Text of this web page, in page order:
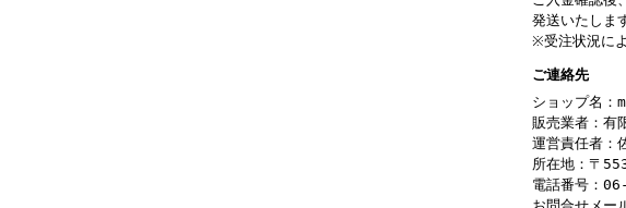
発送いたしま
※受注状況に
ご連絡先
ショップ名
販売業者：有
運営責任者
所在地：〒
電話番号：